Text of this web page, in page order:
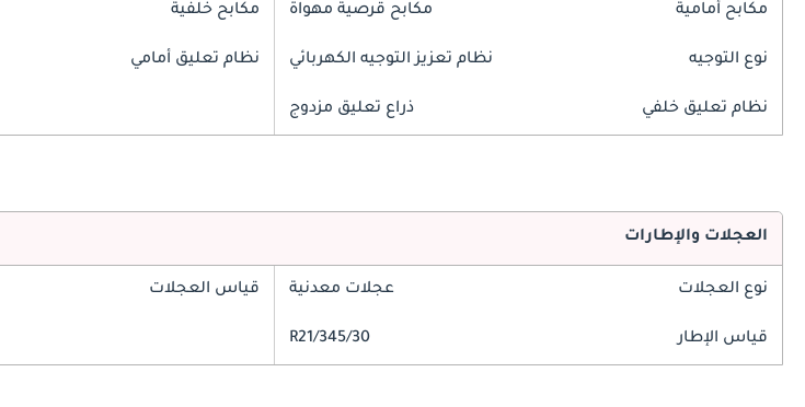
مكابح أمامية مكابح قرصية مهواة مكابح خلفية
نوع التوجيه نظام تعزيز التوجيه الكهربائي نظام تعليق أمامي
نظام تعليق خلفي ذراع تعليق مزدوج
العجلات والإطارات
نوع العجلات عجلات معدنية قياس العجلات
قياس الإطار 345/30/R21